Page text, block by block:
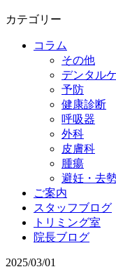
カテゴリー
コラム
その他
デンタル
予防
健康診断
呼吸器
外科
皮膚科
腫瘍
避妊・去
ご案内
スタッフブログ
トリミング室
院長ブログ
2025/03/01